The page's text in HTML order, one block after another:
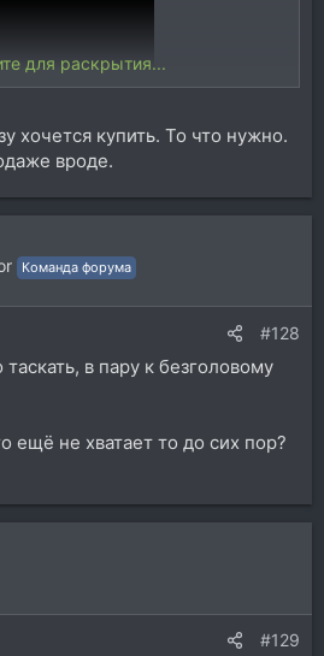
для раскрытия...
хочется купить. То что нужно.
вроде.
Команда форума
#128
в пару к безголовому
ещё не хватает то до сих пор?
#129